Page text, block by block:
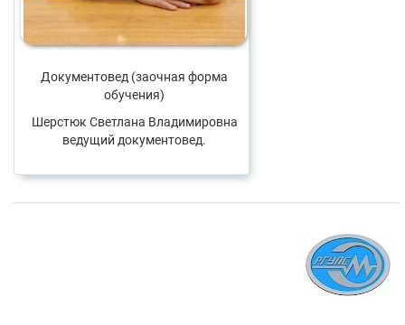
Документовед (заочная форма
обучения)
Шерстюк Светлана Владимировна
ведущий документовед.